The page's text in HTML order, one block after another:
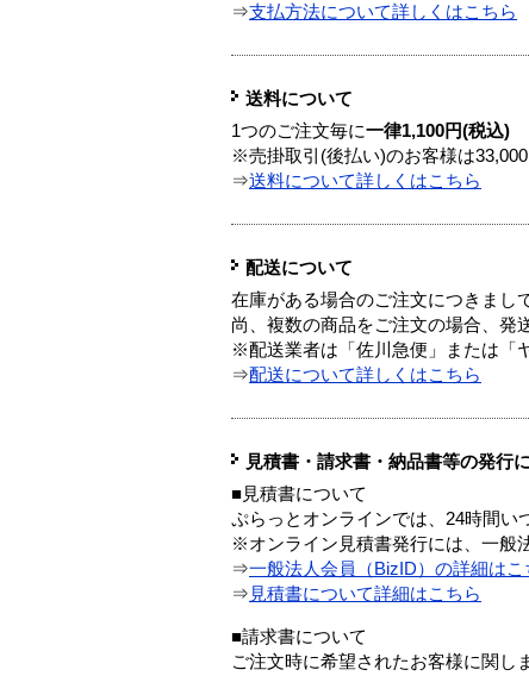
⇒支払方法について詳しくはこちら
送料について
1つのご注文毎に一律1,100円(税込)
※売掛取引(後払い)のお客様は
⇒送料について詳しくはこちら
配送について
在庫がある場合のご注文につきまし
尚、複数の商品をご注文の場合、発
※配送業者は「佐川急便」または「
⇒配送について詳しくはこちら
見積書・請求書・納品書等の発行
■見積書について
ぷらっとオンラインでは、24時間い
※オンライン見積書発行には、一般
⇒一般法人会員（BizID）の詳細はこ
⇒ 見積書について詳細はこちら
■請求書について
ご注文時に希望されたお客様に関し